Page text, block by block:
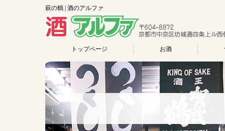
萩の鶴 | 酒のアルファ
トップページ お酒